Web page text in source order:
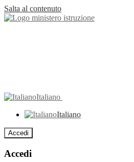
Salta al contenuto
Italiano
Italiano
Accedi
Accedi